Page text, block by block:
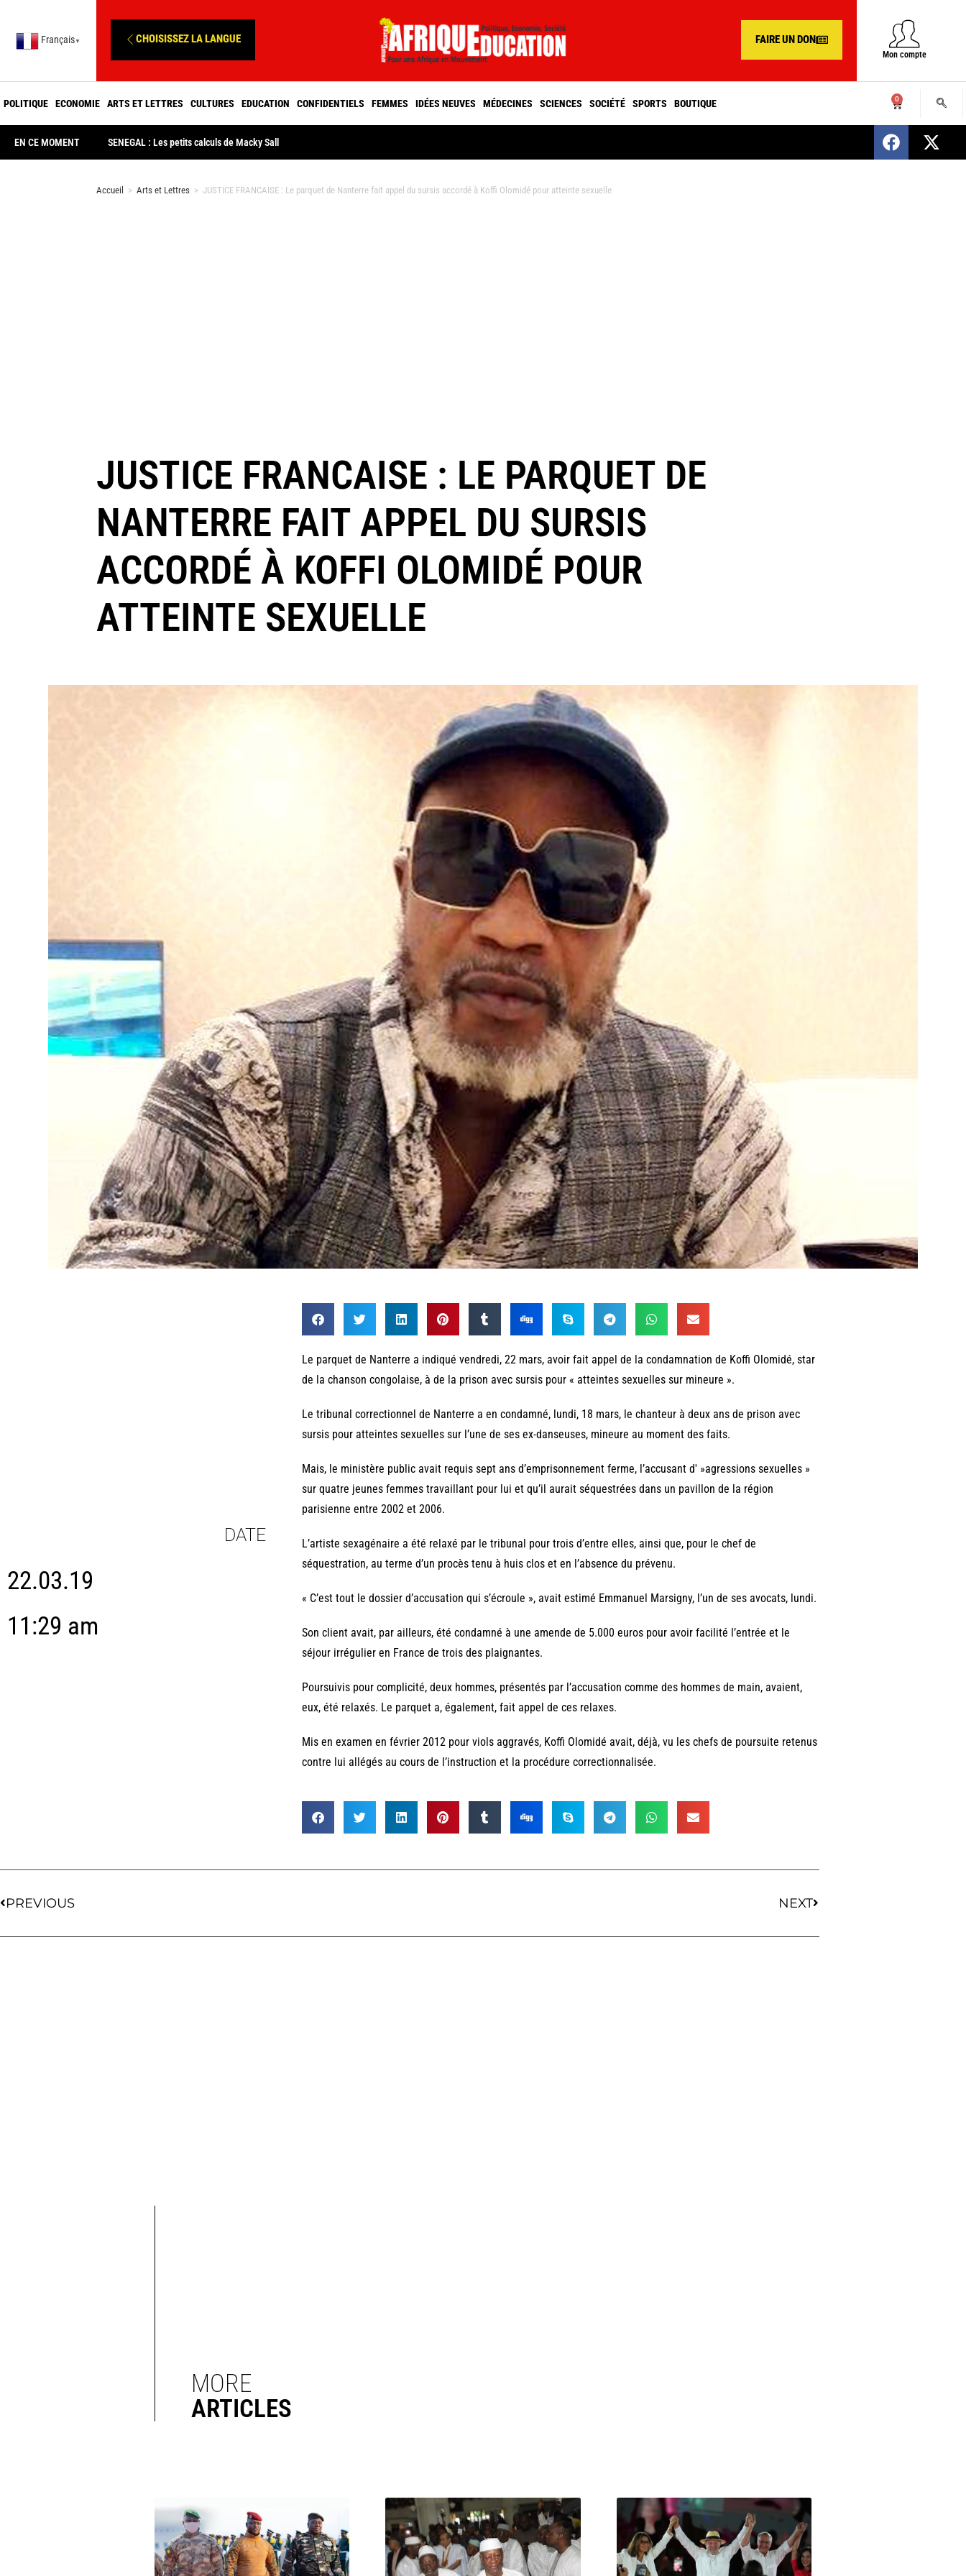
Français ▼ CHOISISSEZ LA LANGUE FAIRE UN DON
Mon compte
POLITIQUE ECONOMIE ARTS ET LETTRES CULTURES EDUCATION CONFIDENTIELS FEMMES IDÉES NEUVES MÉDECINES SCIENCES SOCIÉTÉ SPORTS BOUTIQUE 0
EN CE MOMENT SENEGAL : Les petits calculs de Macky Sall SENEGAL : Nomination d’un nouveau
Accueil > Arts et Lettres > JUSTICE FRANCAISE : Le parquet de Nanterre fait appel du sursis accordé à Koffi Olomidé pour atteinte sexuelle
JUSTICE FRANCAISE : LE PARQUET DE
NANTERRE FAIT APPEL DU SURSIS
ACCORDÉ À KOFFI OLOMIDÉ POUR
ATTEINTE SEXUELLE
DATE
22.03.19
11:29 am
Le parquet de Nanterre a indiqué vendredi, 22 mars, avoir fait appel de la condamnation de Koffi Olomidé, star
de la chanson congolaise, à de la prison avec sursis pour « atteintes sexuelles sur mineure ».
Le tribunal correctionnel de Nanterre a en condamné, lundi, 18 mars, le chanteur à deux ans de prison avec
sursis pour atteintes sexuelles sur l’une de ses ex-danseuses, mineure au moment des faits.
Mais, le ministère public avait requis sept ans d’emprisonnement ferme, l’accusant d' »agressions sexuelles »
sur quatre jeunes femmes travaillant pour lui et qu’il aurait séquestrées dans un pavillon de la région
parisienne entre 2002 et 2006.
L’artiste sexagénaire a été relaxé par le tribunal pour trois d’entre elles, ainsi que, pour le chef de
séquestration, au terme d’un procès tenu à huis clos et en l’absence du prévenu.
« C’est tout le dossier d’accusation qui s’écroule », avait estimé Emmanuel Marsigny, l’un de ses avocats, lundi.
Son client avait, par ailleurs, été condamné à une amende de 5.000 euros pour avoir facilité l’entrée et le
séjour irrégulier en France de trois des plaignantes.
Poursuivis pour complicité, deux hommes, présentés par l’accusation comme des hommes de main, avaient,
eux, été relaxés. Le parquet a, également, fait appel de ces relaxes.
Mis en examen en février 2012 pour viols aggravés, Koffi Olomidé avait, déjà, vu les chefs de poursuite retenus
contre lui allégés au cours de l’instruction et la procédure correctionnalisée.
PREVIOUS NEXT
MORE
ARTICLES